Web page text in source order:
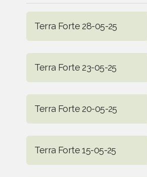
Terra Forte 28-05-25
Terra Forte 23-05-25
Terra Forte 20-05-25
Terra Forte 15-05-25